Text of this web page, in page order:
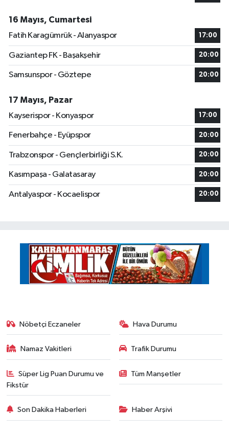
16 Mayıs, Cumartesi
Fatih Karagümrük - Alanyaspor
17:00
Gaziantep FK - Başakşehir 20:00
Samsunspor - Göztepe 20:00
17 Mayıs, Pazar
Kayserispor - Konyaspor
17:00
Fenerbahçe - Eyüpspor 20:00
Trabzonspor - Gençlerbirliği S.K. 20:00
Kasımpaşa - Galatasaray 20:00
Antalyaspor - Kocaelispor 20:00
Nöbetçi Eczaneler Hava Durumu
Namaz Vakitleri Trafik Durumu
Süper Lig Puan Durumu ve
Fikstür
Tüm Manşetler
Son Dakika Haberleri Haber Arşivi